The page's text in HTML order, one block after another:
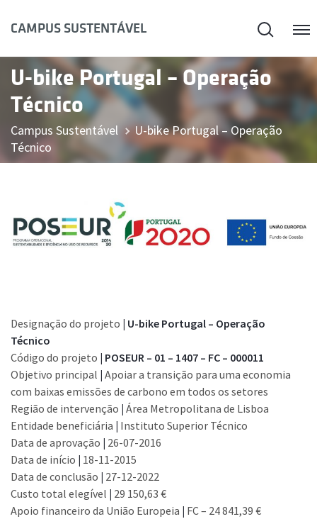
CAMPUS SUSTENTÁVEL
U-bike Portugal – Operação
Técnico
Campus Sustentável
U-bike Portugal – Operação
Técnico
Designação do projeto | U-bike Portugal – Operação
Técnico
Código do projeto | POSEUR – 01 – 1407 – FC – 000011
Objetivo principal | Apoiar a transição para uma economia
com baixas emissões de carbono em todos os setores
Região de intervenção | Área Metropolitana de Lisboa
Entidade beneficiária | Instituto Superior Técnico
Data de aprovação | 26-07-2016
Data de início | 18-11-2015
Data de conclusão | 27-12-2022
Custo total elegível | 29 150,63 €
Apoio financeiro da União Europeia | FC – 24 841,39 €